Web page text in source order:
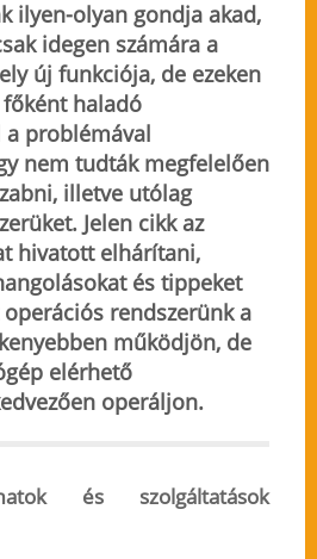
ilyen-olyan gondja akad,
idegen számára a
új funkciója, de ezeken
haladó
a problémával
nem tudták megfelelően
illetve utólag
Jelen cikk az
hivatott elhárítani,
és tippeket
rendszerünk a
működjön, de
elérhető
operáljon.
és szolgáltatások